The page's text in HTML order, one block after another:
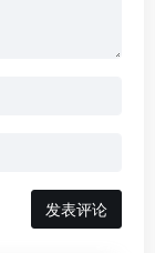
发表评论